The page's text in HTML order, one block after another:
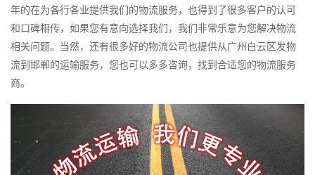
年的在为各行各业提供我们的物流服务，也得到了很多客户的认可
和口碑相传，如果您有意向选择我们，我们非常乐意为您解决物流
相关问题。当然，还有很多好的物流公司也提供从广州白云区发物
流到邯郸的运输服务，您也可以多多咨询，找到合适您的物流服务
商。